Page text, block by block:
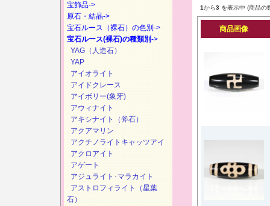
1から3 を表示中 (商品の
商品画像
宝飾品->
原石・結晶->
宝石ルース（裸石）の色別->
宝石ルース(裸石)の種類別->
YAG（人造石）
YAP
アイオライト
アイドクレース
アイボリー(象牙)
アウィナイト
アキシナイト（斧石）
アクアマリン
アクチノライトキャッツアイ
アクロアイト
アゲート
アジュライト･マラカイト
アストロフィライト（星葉
石）